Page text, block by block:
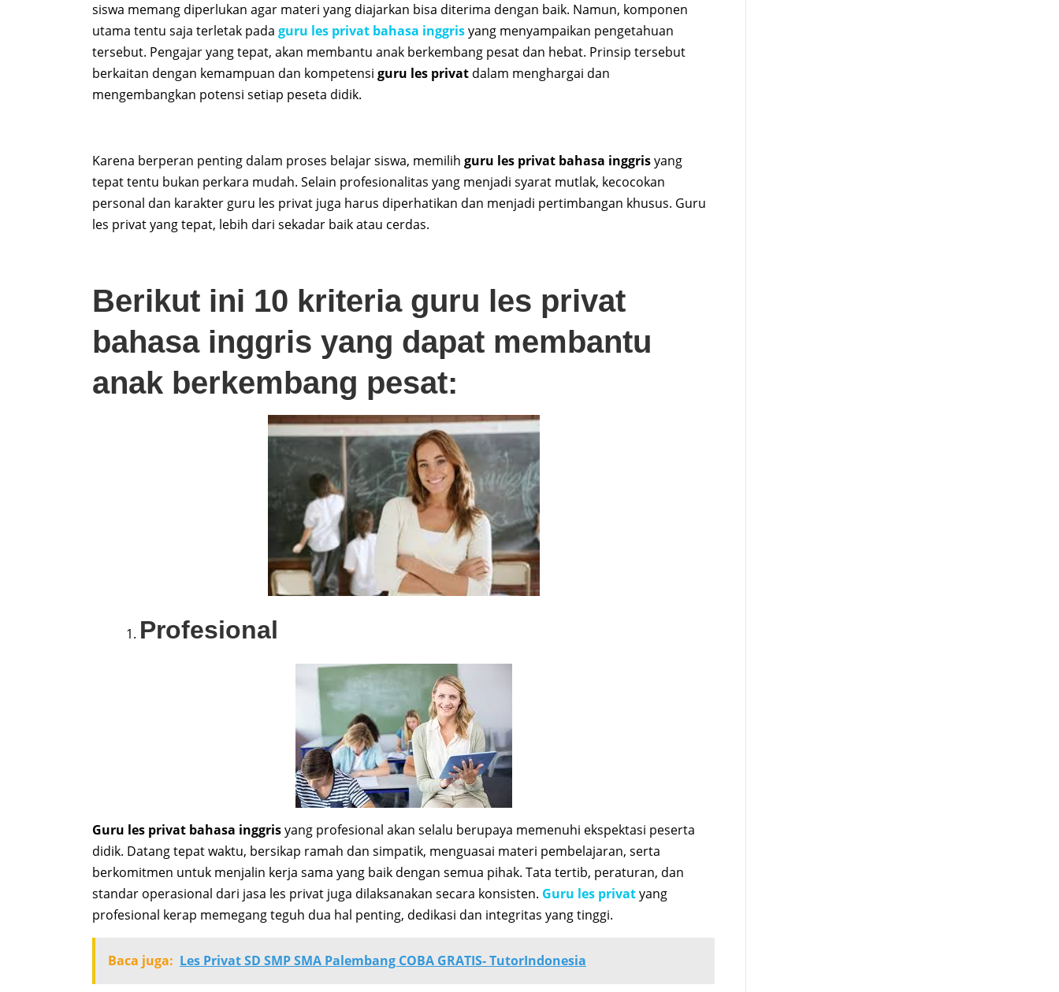
siswa memang diperlukan agar materi yang diajarkan bisa diterima dengan baik. Namun, komponen
utama tentu saja terletak pada guru les privat bahasa inggrisyang menyampaikan pengetahuan
tersebut. Pengajar yang tepat, akan membantu anak berkembang pesat dan hebat. Prinsip tersebut
berkaitan dengan kemampuan dan kompetensi guru les privat dalam menghargai dan
mengembangkan potensi setiap peseta didik.
Karena berperan penting dalam proses belajar siswa, memilih guru les privat bahasa inggrisyang
tepat tentu bukan perkara mudah. Selain profesionalitas yang menjadi syarat mutlak, kecocokan
personal dan karakter guru les privat juga harus diperhatikan dan menjadi pertimbangan khusus. Guru
les privat yang tepat, lebih dari sekadar baik atau cerdas.
Berikut ini 10 kriteria guru les privat
bahasa inggris yang dapat membantu
anak berkembang pesat:
Profesional
Guru les privat bahasa inggrisyang profesional akan selalu berupaya memenuhi ekspektasi peserta
didik. Datang tepat waktu, bersikap ramah dan simpatik, menguasai materi pembelajaran, serta
berkomitmen untuk menjalin kerja sama yang baik dengan semua pihak. Tata tertib, peraturan, dan
standar operasional dari jasa les privat juga dilaksanakan secara konsisten. Guru les privatyang
profesional kerap memegang teguh dua hal penting, dedikasi dan integritas yang tinggi.
Baca juga: Les Privat SD SMP SMA Palembang COBA GRATIS- TutorIndonesia